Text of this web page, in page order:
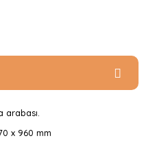
arabası.
x 960 mm